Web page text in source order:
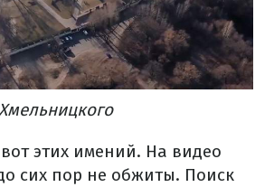
этих имений. На видео
сих пор не обжиты. Поиск